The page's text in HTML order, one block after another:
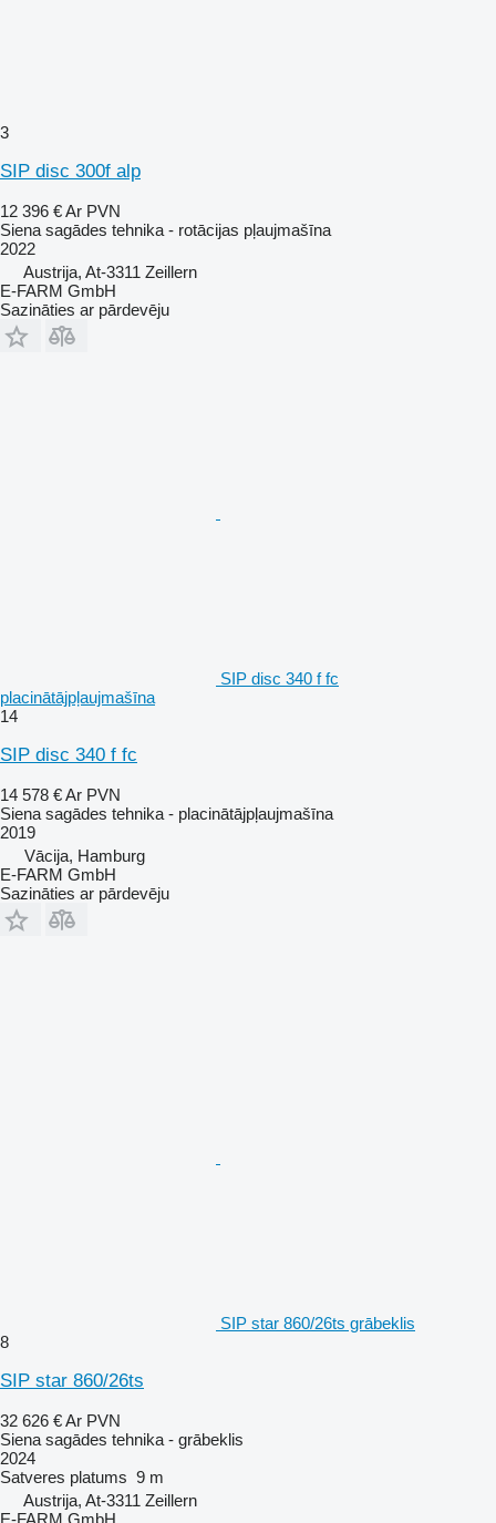
3
SIP disc 300f alp
12 396 €Ar PVN
Siena sagādes tehnika - rotācijas pļaujmašīna
2022
Austrija, At-3311 Zeillern
E-FARM GmbH
Sazināties ar pārdevēju
SIP disc 340 f fc
placinātājpļaujmašīna
14
SIP disc 340 f fc
14 578 €Ar PVN
Siena sagādes tehnika - placinātājpļaujmašīna
2019
Vācija, Hamburg
E-FARM GmbH
Sazināties ar pārdevēju
SIP star 860/26ts grābeklis
8
SIP star 860/26ts
32 626 €Ar PVN
Siena sagādes tehnika - grābeklis
2024
Satveres platums 9 m
Austrija, At-3311 Zeillern
E-FARM GmbH